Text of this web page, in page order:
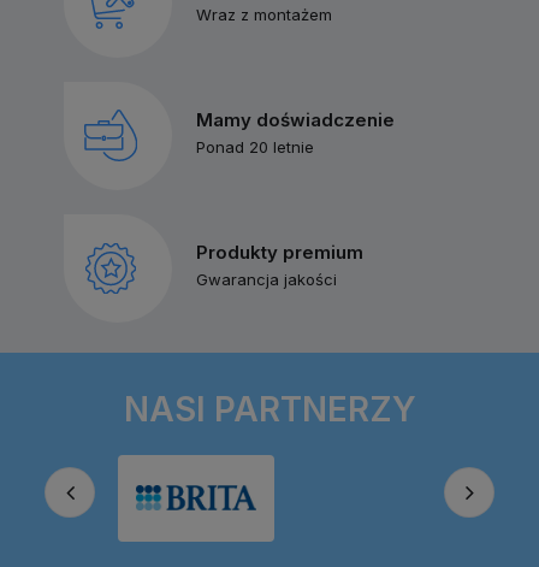
Wraz z montażem
Mamy doświadczenie
Ponad 20 letnie
Produkty premium
Gwarancja jakości
NASI PARTNERZY